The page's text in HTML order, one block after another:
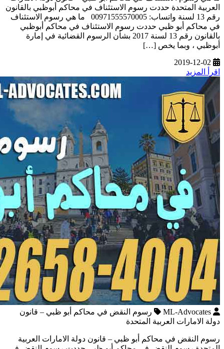
العربية المتحدة حددت رسوم الاستئناف في محاكم أبوظبي بالقانون
رقم 13 لسنة واتساب: 00971555570005 ما هي رسوم الاستئناف
في محاكم أبو ظبي حددت رسوم الاستئناف في محاكم أبوظبي
بالقانون رقم 13 لسنة 2017 بشأن الرسوم القضائية في إمارة
أبوظبي ، وبما يخص […]
2019-12-02
اقرأ المزيد
ML-Advocates
رسوم النقض في محاكم أبو ظبي – قانون
دولة الامارات العربية المتحدة
رسوم النقض في محاكم أبو ظبي – قانون دولة الامارات العربية